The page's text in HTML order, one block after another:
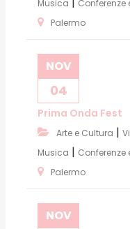
Musica
Conferenze
Palermo
NOV
04
Prima Onda Fest
Arte e Cultura |
Musica | Conferenze
Palermo
NOV